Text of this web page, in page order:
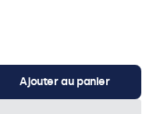
Ajouter au panier